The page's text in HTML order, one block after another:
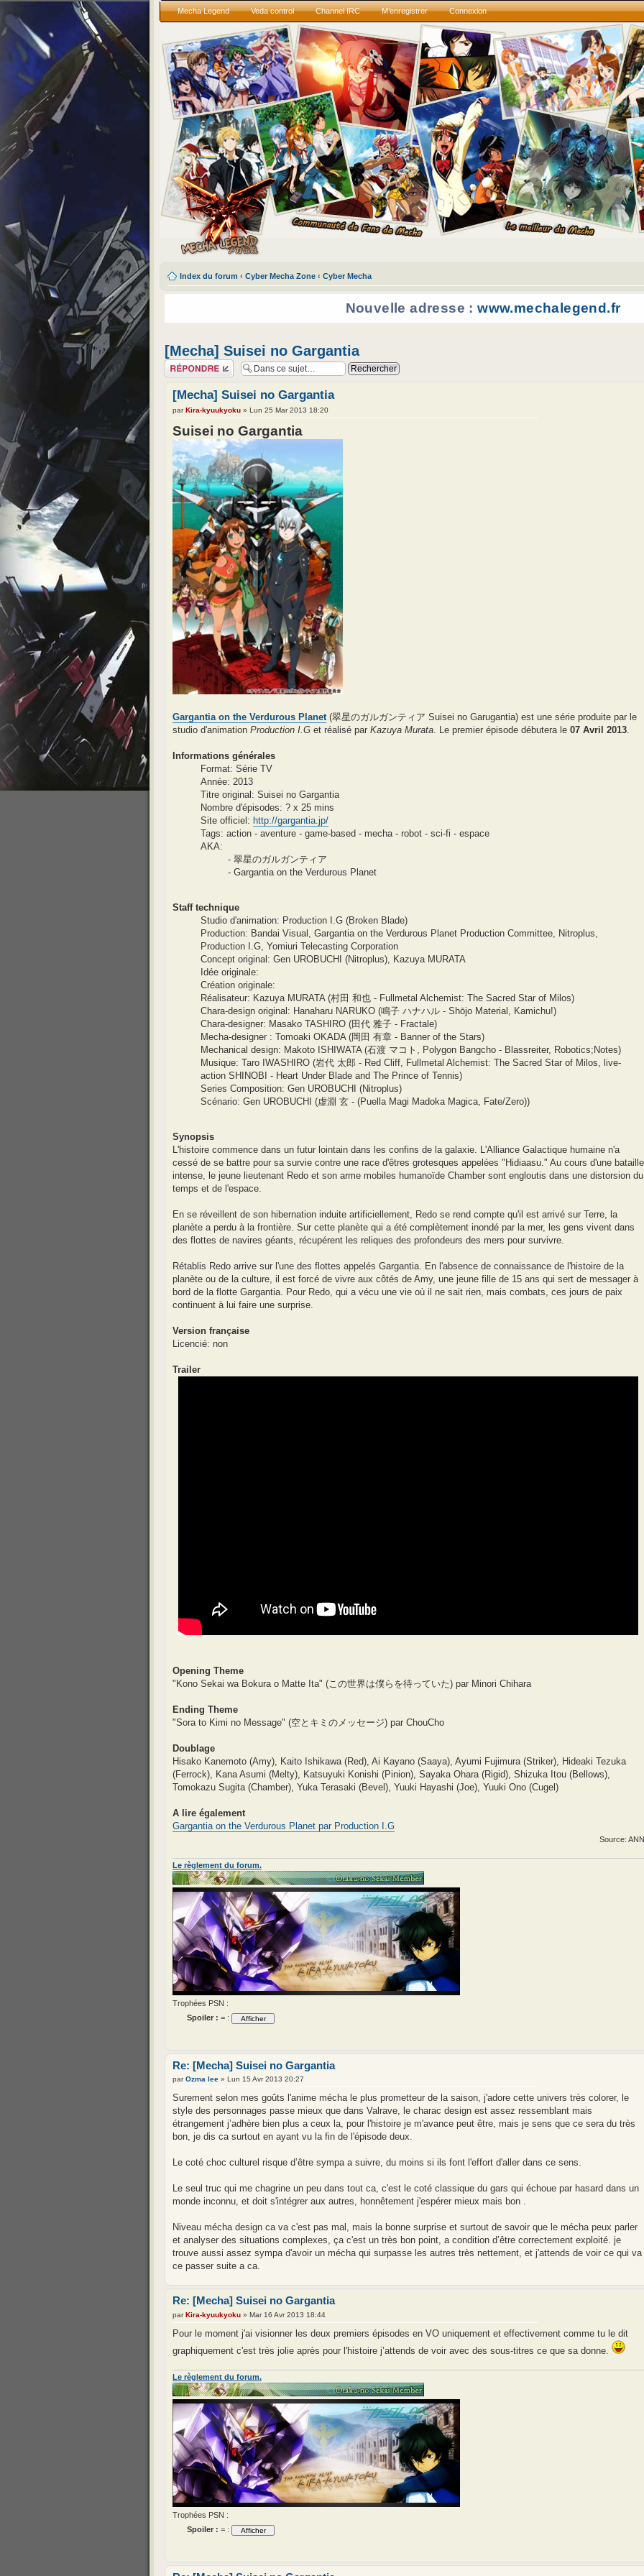
Mecha Legend Veda control Channel IRC M’enregistrer Connexion
Index du forum ‹ Cyber Mecha Zone ‹ Cyber Mecha
Nouvelle adresse :www.mechalegend.fr
[Mecha] Suisei no Gargantia
Répondre
[Mecha] Suisei no Gargantia
parKira-kyuukyoku » Lun 25 Mar 2013 18:20
Suisei no Gargantia
Gargantia on the Verdurous Planet (翠星のガルガンティア Suisei no Garugantia) est une série produite par le
studio d'animation Production I.G et réalisé par Kazuya Murata . Le premier épisode débutera le 07 Avril 2013
Informations générales
Format: Série TV
Année: 2013
Titre original: Suisei no Gargantia
Nombre d'épisodes: ? x 25 mins
Site officiel: http://gargantia.jp/
Tags: action - aventure - game-based - mecha - robot - sci-fi - espace
AKA:
- 翠星のガルガンティア
- Gargantia on the Verdurous Planet
Staff technique
Studio d'animation: Production I.G (Broken Blade)
Production: Bandai Visual, Gargantia on the Verdurous Planet Production Committee, Nitroplus,
Production I.G, Yomiuri Telecasting Corporation
Concept original: Gen UROBUCHI (Nitroplus), Kazuya MURATA
Idée originale:
Création originale:
Réalisateur: Kazuya MURATA (村田 和也 - Fullmetal Alchemist: The Sacred Star of Milos)
Chara-design original: Hanaharu NARUKO (鳴子 ハナハル - Shōjo Material, Kamichu!)
Chara-designer: Masako TASHIRO (田代 雅子 - Fractale)
Mecha-designer : Tomoaki OKADA (岡田 有章 - Banner of the Stars)
Mechanical design: Makoto ISHIWATA (石渡 マコト, Polygon Bangcho - Blassreiter, Robotics;Notes)
Musique: Taro IWASHIRO (岩代 太郎 - Red Cliff, Fullmetal Alchemist: The Sacred Star of Milos, live-
action SHINOBI - Heart Under Blade and The Prince of Tennis)
Series Composition: Gen UROBUCHI (Nitroplus)
Scénario: Gen UROBUCHI (虚淵 玄 - (Puella Magi Madoka Magica, Fate/Zero))
Synopsis
L'histoire commence dans un futur lointain dans les confins de la galaxie. L'Alliance Galactique humaine n'a
cessé de se battre pour sa survie contre une race d'êtres grotesques appelées "Hidiaasu." Au cours d'une bataille
intense, le jeune lieutenant Redo et son arme mobiles humanoïde Chamber sont engloutis dans une distorsion du
temps et de l'espace.
En se réveillent de son hibernation induite artificiellement, Redo se rend compte qu'il est arrivé sur Terre, la
planète a perdu à la frontière. Sur cette planète qui a été complètement inondé par la mer, les gens vivent dans
des flottes de navires géants, récupérent les reliques des profondeurs des mers pour survivre.
Rétablis Redo arrive sur l'une des flottes appelés Gargantia. En l'absence de connaissance de l'histoire de la
planète ou de la culture, il est forcé de vivre aux côtés de Amy, une jeune fille de 15 ans qui sert de messager à
bord de la flotte Gargantia. Pour Redo, qui a vécu une vie où il ne sait rien, mais combats, ces jours de paix
continuent à lui faire une surprise.
Version française
Licencié: non
Trailer
Opening Theme
"Kono Sekai wa Bokura o Matte Ita" (この世界は僕らを待っていた) par Minori Chihara
Ending Theme
"Sora to Kimi no Message" (空とキミのメッセージ) par ChouCho
Doublage
Hisako Kanemoto (Amy), Kaito Ishikawa (Red), Ai Kayano (Saaya), Ayumi Fujimura (Striker), Hideaki Tezuka
(Ferrock), Kana Asumi (Melty), Katsuyuki Konishi (Pinion), Sayaka Ohara (Rigid), Shizuka Itou (Bellows),
Tomokazu Sugita (Chamber), Yuka Terasaki (Bevel), Yuuki Hayashi (Joe), Yuuki Ono (Cugel)
A lire également
Gargantia on the Verdurous Planet par Production I.G
Source: ANN
Le règlement du forum.
Trophées PSN :
Spoiler : = :
Re: [Mecha] Suisei no Gargantia
parOzma lee » Lun 15 Avr 2013 20:27
Surement selon mes goûts l'anime mécha le plus prometteur de la saison, j'adore cette univers très colorer, le
style des personnages passe mieux que dans Valrave, le charac design est assez ressemblant mais
étrangement j’adhère bien plus a ceux la, pour l'histoire je m'avance peut être, mais je sens que ce sera du très
bon, je dis ca surtout en ayant vu la fin de l'épisode deux.
Le coté choc culturel risque d’être sympa a suivre, du moins si ils font l'effort d'aller dans ce sens.
Le seul truc qui me chagrine un peu dans tout ca, c'est le coté classique du gars qui échoue par hasard dans un
monde inconnu, et doit s'intégrer aux autres, honnêtement j'espérer mieux mais bon .
Niveau mécha design ca va c'est pas mal, mais la bonne surprise et surtout de savoir que le mécha peux parler
et analyser des situations complexes, ça c'est un très bon point, a condition d’être correctement exploité. je
trouve aussi assez sympa d'avoir un mécha qui surpasse les autres très nettement, et j'attends de voir ce qui va
ce passer suite a ca.
Re: [Mecha] Suisei no Gargantia
parKira-kyuukyoku » Mar 16 Avr 2013 18:44
Pour le moment j'ai visionner les deux premiers épisodes en VO uniquement et effectivement comme tu le dit
graphiquement c'est très jolie après pour l'histoire j’attends de voir avec des sous-titres ce que sa donne.
Le règlement du forum.
Trophées PSN :
Spoiler : = :